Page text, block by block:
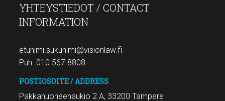
YHTEYSTIEDOT / CONTACT
INFORMATION
etunimi.sukunimi@visionlaw.fi
Puh. 010 567 8808
POSTIOSOITE / ADDRESS
Pakkahuoneenaukio 2 A, 33200 Tampere